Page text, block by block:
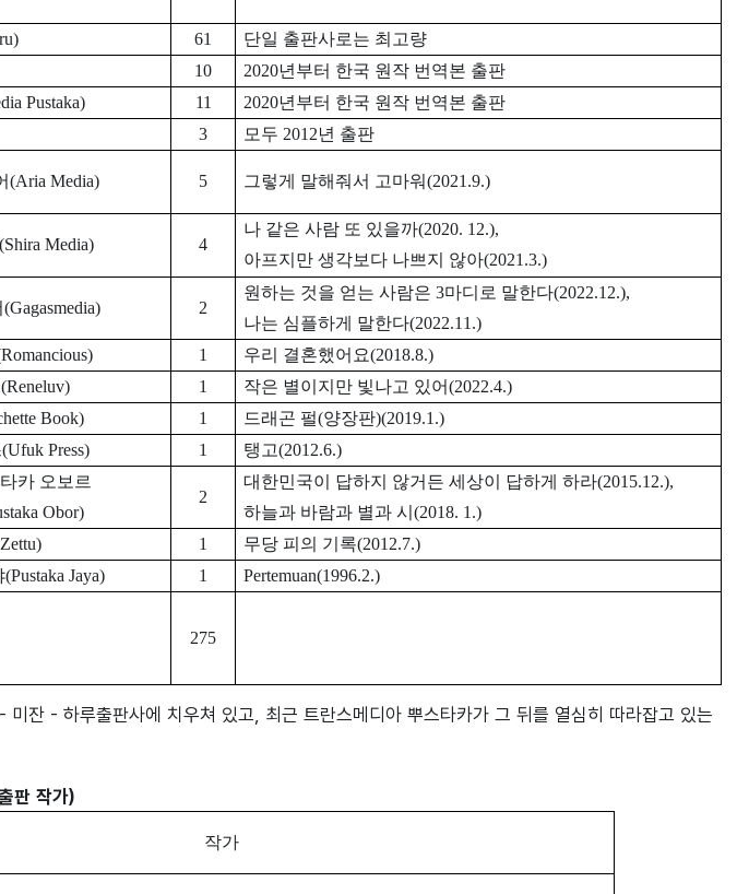
61
단일 출판사로는 최고량
10 2020년부터 한국 원작 번역본 출판
Pustaka) 11 2020년부터 한국 원작 번역본 출판
3 모두 2012년 출판
(Aria Media) 5 그렇게 말해줘서 고마워(2021.9.)
Media) 4
나 같은 사람 또 있을까(2020. 12.),
아프지만 생각보다 나쁘지 않아(2021.3.)
2
원하는 것을 얻는 사람은 3마디로 말한다(2022.12.),
나는 심플하게 말한다(2022.11.)
1
우리 결혼했어요(2018.8.)
1
작은 별이지만 빛나고 있어(2022.4.)
Book) 1
드래곤 펄(양장판)(2019.1.)
Press) 1 탱고(2012.6.)
카 오보르
Obor)
2
대한민국이 답하지 않거든 세상이 답하게 하라(2015.12.),
하늘과 바람과 별과 시(2018. 1.)
1
무당 피의 기록(2012.7.)
Jaya) 1 Pertemuan(1996.2.)
275
잔 - 하루출판사에 치우쳐 있고, 최근 트란스메디아 뿌스타카가 그 뒤를 열심히 따라잡고 있는
판 작가)
작가